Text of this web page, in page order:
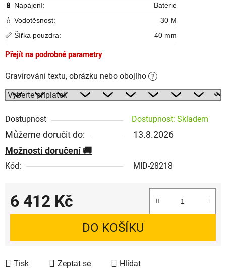
🔋 Napájení:
Baterie
💧 Vodotěsnost:
30 M
📏 Šířka pouzdra:
40 mm
Přejít na podrobné parametry
Gravírování textu, obrázku nebo obojího ?
Dostupnost Dostupnost: Skladem
Můžeme doručit do:
13.8.2026
Možnosti doručení
Kód: MID-28218
6 412 Kč
Měrná cena:
DO KOŠÍKU
Tisk Zeptat se Hlídat